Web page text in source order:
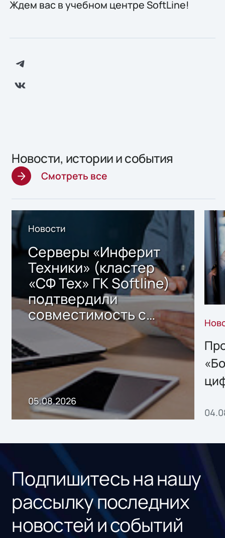
Ждем вас в учебном центре SoftLine!
Новости, истории и события
Смотреть все
Новости
Серверы «Инферит
Техники» (кластер
«СФ Тех» ГК Softline)
подтвердили
совместимость с
решением Sharx
Storage 2.x для
хранения данных
05.08.2026
Подпишитесь на нашу
рассылку последних
новостей и событий